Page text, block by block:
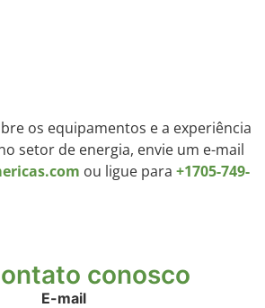
os equipamentos e a experiência
setor de energia, envie um e-mail
ou ligue para +1705-749-
conosco
E-mail